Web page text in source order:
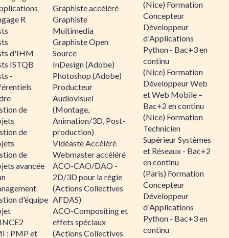
R
d'IHM
ISTQB
-
de
de
de
avancée
d'équipe
: PMP et
Graphiste accéléré
Graphiste
Multimedia
Graphiste Open
Source
InDesign (Adobe)
Photoshop (Adobe)
Producteur
Audiovisuel
(Montage,
Animation/3D, Post-
production)
Vidéaste Accéléré
Webmaster accéléré
ACO-CAO/DAO -
2D/3D pour la régie
(Actions Collectives
AFDAS)
ACO-Compositing et
effets spéciaux
(Actions Collectives
(Nice) Formation
Concepteur
Développeur
d'Applications
Python - Bac+3 en
continu
(Nice) Formation
Développeur Web
et Web Mobile –
Bac+2 en continu
(Nice) Formation
Technicien
Supérieur Systèmes
et Réseaux - Bac+2
en continu
(Paris) Formation
Concepteur
Développeur
d'Applications
Python - Bac+3 en
continu